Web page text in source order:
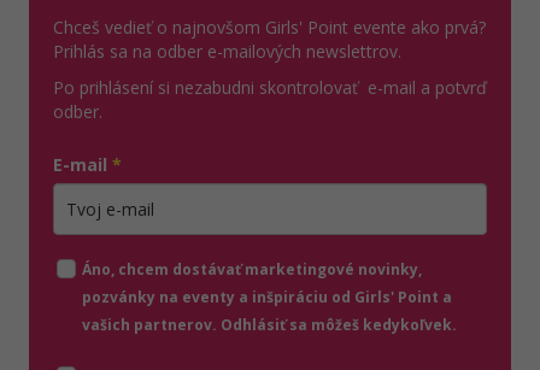
Chceš vedieť o najnovšom Girls' Point evente ako prvá?
Prihlás sa na odber e-mailových newslettrov.
Po prihlásení si nezabudni skontrolovať e-mail a potvrď
odber.
E-mail *
Áno, chcem dostávať marketingové novinky,
pozvánky na eventy a inšpiráciu od Girls' Point a
vašich partnerov. Odhlásiť sa môžeš kedykoľvek.